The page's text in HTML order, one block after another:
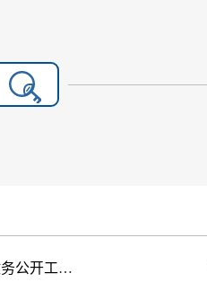
新疆维吾尔自治区人民政府办公厅关于印发2022年自治区政务公开工作要点的通知